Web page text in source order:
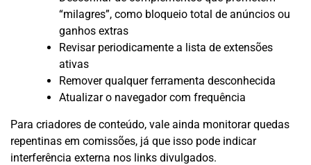
“milagres”, como bloqueio total de anúncios ou
ganhos extras
Revisar periodicamente a lista de extensões
ativas
Remover qualquer ferramenta desconhecida
Atualizar o navegador com frequência
Para criadores de conteúdo, vale ainda monitorar quedas
repentinas em comissões, já que isso pode indicar
interferência externa nos links divulgados.